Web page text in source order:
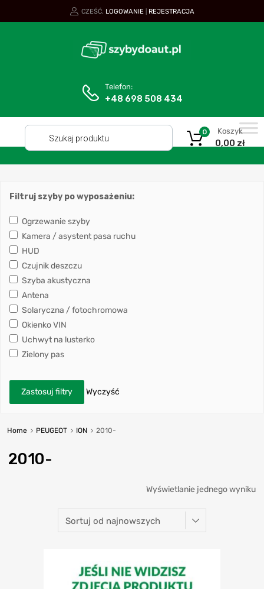
CZEŚĆ. LOGOWANIE REJESTRACJA
Telefon:
+48 698 508 434
Koszyk
0,00 zł
0
Filtruj szyby po wyposażeniu:
Ogrzewanie szyby
Kamera / asystent pasa ruchu
HUD
Czujnik deszczu
Szyba akustyczna
Antena
Solaryczna / fotochromowa
Okienko VIN
Uchwyt na lusterko
Zielony pas
Zastosuj filtry Wyczyść
Home PEUGEOT ION 2010-
2010-
Wyświetlanie jednego wyniku